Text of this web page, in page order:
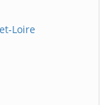
Loire